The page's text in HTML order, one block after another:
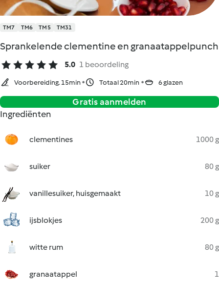
TM7 TM6 TM5 TM31
Sprankelende clementine en granaatappelpunch
5.0 1 beoordeling
Voorbereiding. 15min Totaal 20min 6 glazen
Gratis aanmelden
Ingrediënten
clementines 1000 g
suiker 80 g
vanillesuiker, huisgemaakt 10 g
ijsblokjes 200 g
witte rum 80 g
granaatappel 1